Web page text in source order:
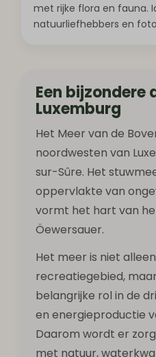
met rijke flora en fauna.
natuurliefhebbers en
Een
Luxemburg
Het Meer van de
noordwesten van
sur-Sûre. Het
oppervlakte van
vormt het hart van
Öewersauer.
Het meer is niet
recreatiegebied,
belangrijke rol in de
en energieproductie
Daarom wordt er
met natuur,